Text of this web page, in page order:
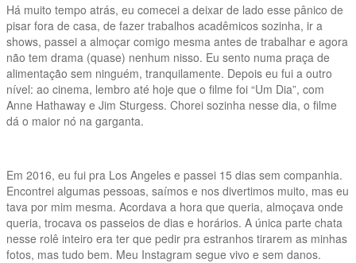
Há muito tempo atrás, eu comecei a deixar de lado esse pânico de
pisar fora de casa, de fazer trabalhos acadêmicos sozinha, ir a
shows, passei a almoçar comigo mesma antes de trabalhar e agora
não tem drama (quase) nenhum nisso. Eu sento numa praça de
alimentação sem ninguém, tranquilamente. Depois eu fui a outro
nível: ao cinema, lembro até hoje que o filme foi “Um Dia”, com
Anne Hathaway e Jim Sturgess. Chorei sozinha nesse dia, o filme
dá o maior nó na garganta.
Em 2016, eu fui pra Los Angeles e passei 15 dias sem companhia.
Encontrei algumas pessoas, saímos e nos divertimos muito, mas eu
tava por mim mesma. Acordava a hora que queria, almoçava onde
queria, trocava os passeios de dias e horários. A única parte chata
nesse rolê inteiro era ter que pedir pra estranhos tirarem as minhas
fotos, mas tudo bem. Meu Instagram segue vivo e sem danos.